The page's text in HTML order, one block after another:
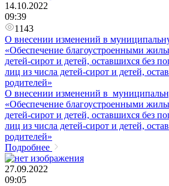
14.10.2022
09:39
1143
О внесении изменений в
«Обеспечение благоустроенными
детей-сирот и детей, оставшихся без
лиц из числа детей-сирот и детей,
родителей»
О внесении изменений в
«Обеспечение благоустроенными
детей-сирот и детей, оставшихся без
лиц из числа детей-сирот и детей,
родителей»
Подробнее
27.09.2022
09:05